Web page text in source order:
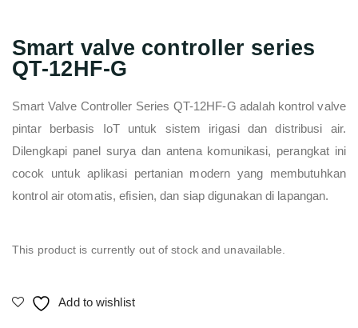
Smart valve controller series
QT-12HF-G
Smart Valve Controller Series QT-12HF-G adalah kontrol valve
pintar berbasis IoT untuk sistem irigasi dan distribusi air.
Dilengkapi panel surya dan antena komunikasi, perangkat ini
cocok untuk aplikasi pertanian modern yang membutuhkan
kontrol air otomatis, efisien, dan siap digunakan di lapangan.
This product is currently out of stock and unavailable.
Add to wishlist